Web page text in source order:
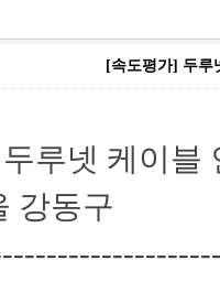
[속도평가] 두루
루넷 케이블
강동구